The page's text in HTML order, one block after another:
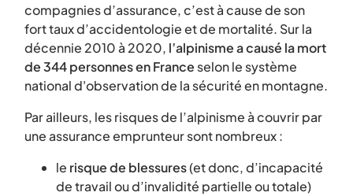
compagnies d’assurance, c’est à cause de son
fort taux d’accidentologie et de mortalité. Sur la
décennie 2010 à 2020, l’alpinisme a causé la mort
de 344 personnes en France selon le système
national d'observation de la sécurité en montagne.
Par ailleurs, les risques de l’alpinisme à couvrir par
une assurance emprunteur sont nombreux :
le risque de blessures(et donc, d’incapacité
de travail ou d’invalidité partielle ou totale)